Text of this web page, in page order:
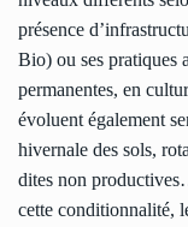
présence
Bio) ou ses pratiques
permanentes, en
évoluent également
hivernale des sols,
dites non
cette conditionnalité,